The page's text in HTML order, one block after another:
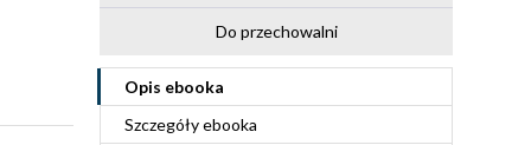
Do przechowalni
Opis ebooka
Szczegółyebooka